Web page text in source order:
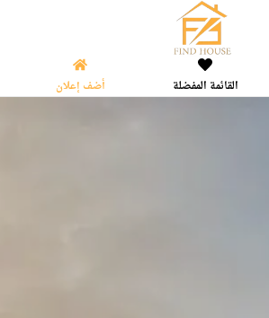
القائمة المفضلة أضف إعلان